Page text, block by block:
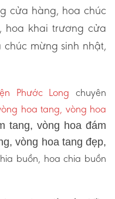
cửa hàng, hoa chúc
hoa khai trương cửa
mừng sinh nhật,
Phước Long chuyên
hoa tang, vòng hoa
tang, vòng hoa đám
vòng hoa tang đẹp,
buồn, hoa chia buồn